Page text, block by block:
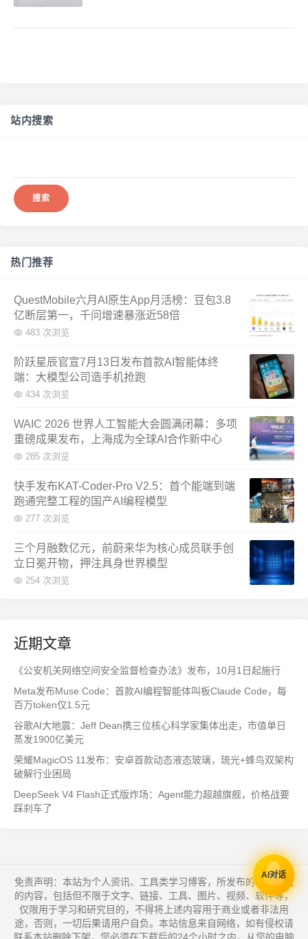
站内搜索
热门推荐
QuestMobile六月AI原生App月活榜：豆包3.8
亿断层第一，千问增速暴涨近58倍
483 次浏览
阶跃星辰官宣7月13日发布首款AI智能体终
端：大模型公司造手机抢跑
434 次浏览
WAIC 2026 世界人工智能大会圆满闭幕：多项
重磅成果发布，上海成为全球AI合作新中心
285 次浏览
快手发布KAT-Coder-Pro V2.5：首个能端到端
跑通完整工程的国产AI编程模型
277 次浏览
三个月融数亿元，前蔚来华为核心成员联手创
立日冕开物，押注具身世界模型
254 次浏览
近期文章
《公安机关网络空间安全监督检查办法》发布，10月1日起施行
Meta发布Muse Code：首款AI编程智能体叫板Claude Code，每
百万token仅1.5元
谷歌AI大地震：Jeff Dean携三位核心科学家集体出走，市值单日
蒸发1900亿美元
荣耀MagicOS 11发布：安卓首款动态液态玻璃，琉光+蜂鸟双架构
破解行业困局
DeepSeek V4 Flash正式版炸场：Agent能力超越旗舰，价格战要
踩刹车了
免责声明：本站为个人资讯、工具类学习博客，所发布的一切形式
的内容，包括但不限于文字、链接、工具、图片、视频、软件等，
仅限用于学习和研究目的，不得将上述内容用于商业或者非法用
途，否则，一切后果请用户自负。本站信息来自网络，如有侵权请
AI对话